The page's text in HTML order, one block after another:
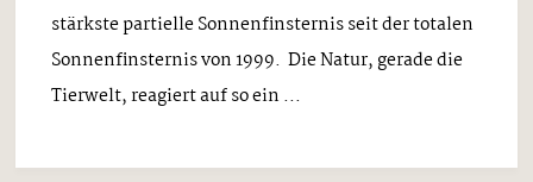
stärkste partielle Sonnenfinsternis seit der totalen
Sonnenfinsternis von 1999. Die Natur, gerade die
Tierwelt, reagiert auf so ein ...